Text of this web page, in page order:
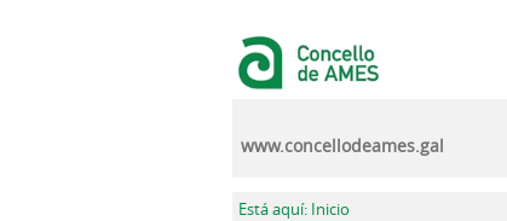
www.concellodeames.gal
Se encuentra usted aquí
Está aquí: Inicio